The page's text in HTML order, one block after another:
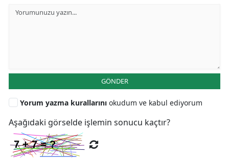
GÖNDER
Yorum yazma kurallarını okudum ve kabul ediyorum
Aşağıdaki görselde işlemin sonucu kaçtır?